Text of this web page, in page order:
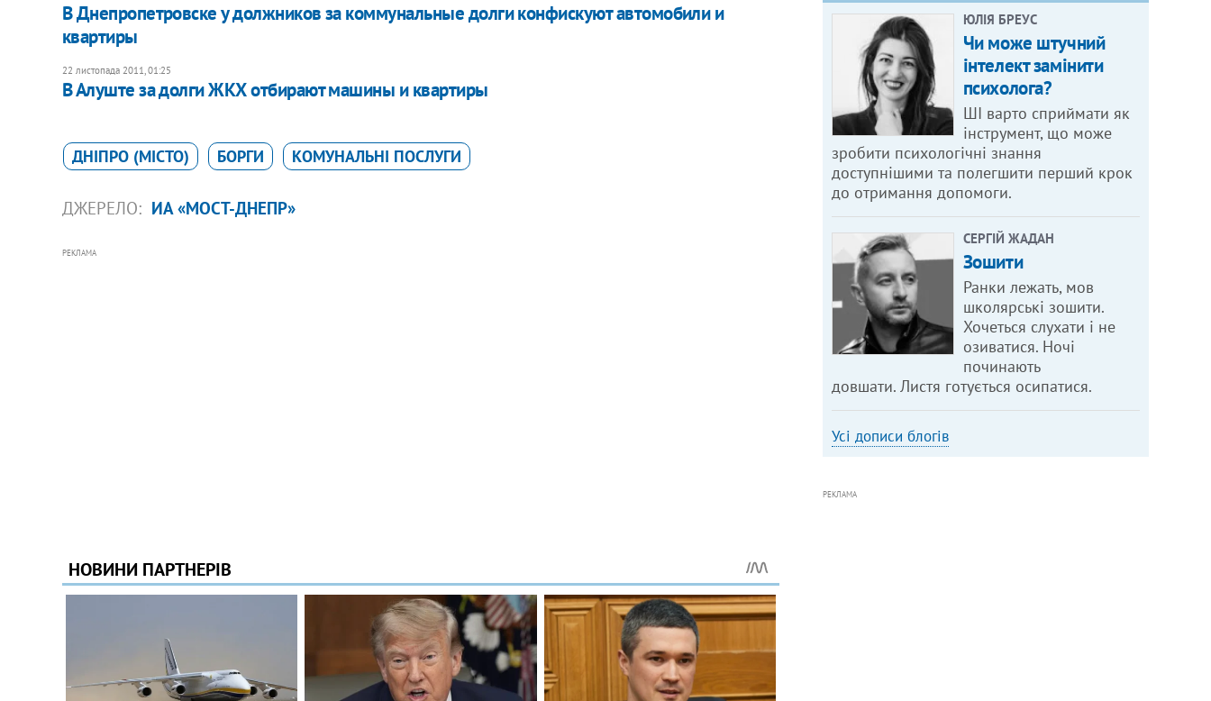
В Днепропетровске у должников за коммунальные долги конфискуют автомобили и
квартиры
22 листопада 2011, 01:25
В Алуште за долги ЖКХ отбирают машины и квартиры
ДНІПРО (МІСТО) БОРГИ КОМУНАЛЬНІ ПОСЛУГИ
ДЖЕРЕЛО: ИА «МОСТ-ДНЕПР»
РЕКЛАМА
ЮЛІЯ БРЕУС
Чи може штучний
інтелект замінити
психолога?
ШІ варто сприймати як
інструмент, що може
зробити психологічні знання
доступнішими та полегшити перший крок
до отримання допомоги.
СЕРГІЙ ЖАДАН
Зошити
Ранки лежать, мов
школярські зошити.
Хочеться слухати і не
озиватися. Ночі
починають
довшати. Листя готується осипатися.
Усі дописи блогів
РЕКЛАМА